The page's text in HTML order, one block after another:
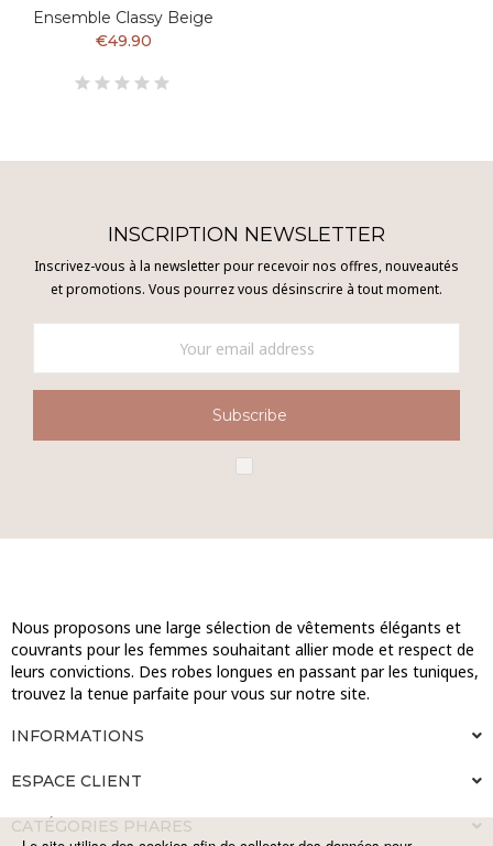
Ensemble Classy Beige
€49.90
INSCRIPTION NEWSLETTER
Inscrivez-vous à la newsletter pour recevoir nos offres, nouveautés
et promotions. Vous pourrez vous désinscrire à tout moment.
Subscribe
Nous proposons une large sélection de vêtements élégants et
couvrants pour les femmes souhaitant allier mode et respect de
leurs convictions. Des robes longues en passant par les tuniques,
trouvez la tenue parfaite pour vous sur notre site.
INFORMATIONS
ESPACE CLIENT
CATÉGORIES PHARES